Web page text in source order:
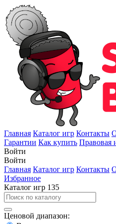
Главная Каталог игр Контакты
Гарантии Как купить Правовая
Войти
Войти
Главная Каталог игр Контакты
Избранное
Каталог игр 135
Ценовой диапазон: